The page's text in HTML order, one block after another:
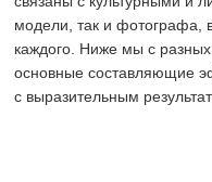
модели, так и фотографа,
каждого. Ниже мы с
основные составляющие
с выразительным